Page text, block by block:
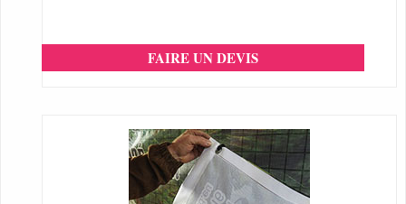
FAIRE UN DEVIS